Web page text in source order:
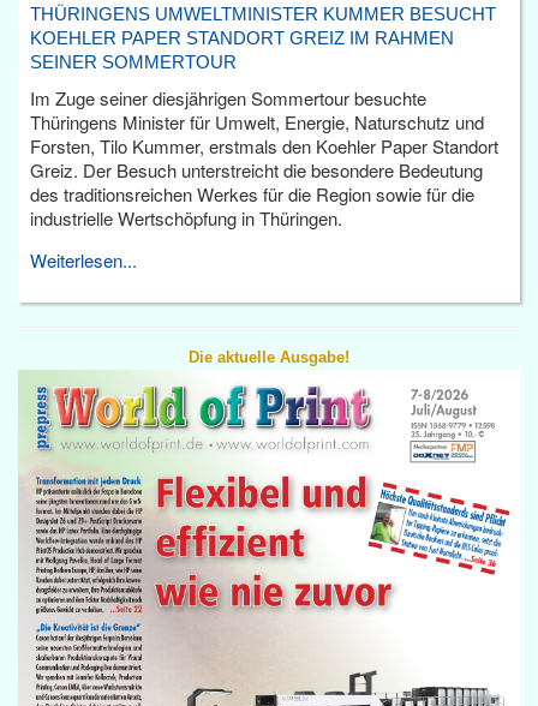
THÜRINGENS UMWELTMINISTER KUMMER BESUCHT
KOEHLER PAPER STANDORT GREIZ IM RAHMEN
SEINER SOMMERTOUR
Im Zuge seiner diesjährigen Sommertour besuchte
Thüringens Minister für Umwelt, Energie, Naturschutz und
Forsten, Tilo Kummer, erstmals den Koehler Paper Standort
Greiz. Der Besuch unterstreicht die besondere Bedeutung
des traditionsreichen Werkes für die Region sowie für die
industrielle Wertschöpfung in Thüringen.
Weiterlesen...
Die aktuelle Ausgabe!